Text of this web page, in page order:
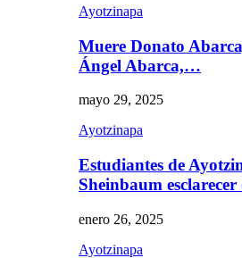
Ayotzinapa
Muere Donato
Ángel Abarca,…
mayo 29, 2025
Ayotzinapa
Estudiantes de
Sheinbaum
enero 26, 2025
Ayotzinapa